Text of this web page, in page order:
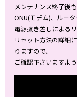
メンテナンス終了後
ONU(モデム)、ルータ
電源抜き差しによる
リセット方法の詳細
りますので、
ご確認下さいますよ